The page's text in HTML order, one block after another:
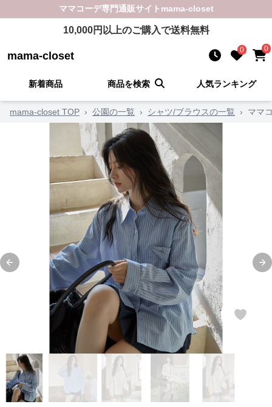
ママコーデ専門通販サイト mama-closet
10,000円以上のご購入で送料無料
mama-closet 0 0
新着商品 商品を検索 人気ランキング
mama-closet TOP › 公園の一覧 › シャツ/ブラウスの一覧 › ママ
Previous slide